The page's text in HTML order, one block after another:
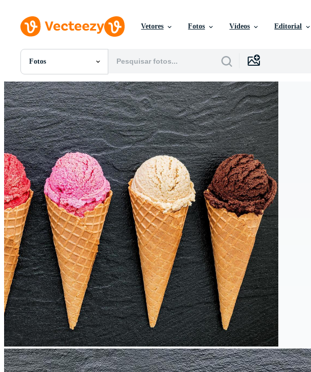
Vetores Fotos Vídeos Editorial
Fotos
Todas Imagens
Fotos
PNGs
PSDs
SVGs
Modelos
Vetores
Videos
Motion graphics
Imagens Editoriais
Eventos Editoriais